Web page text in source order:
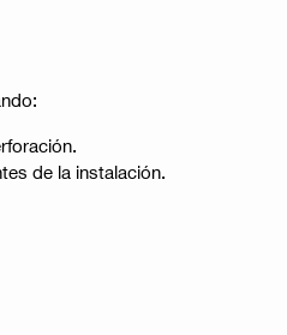
de la instalación.